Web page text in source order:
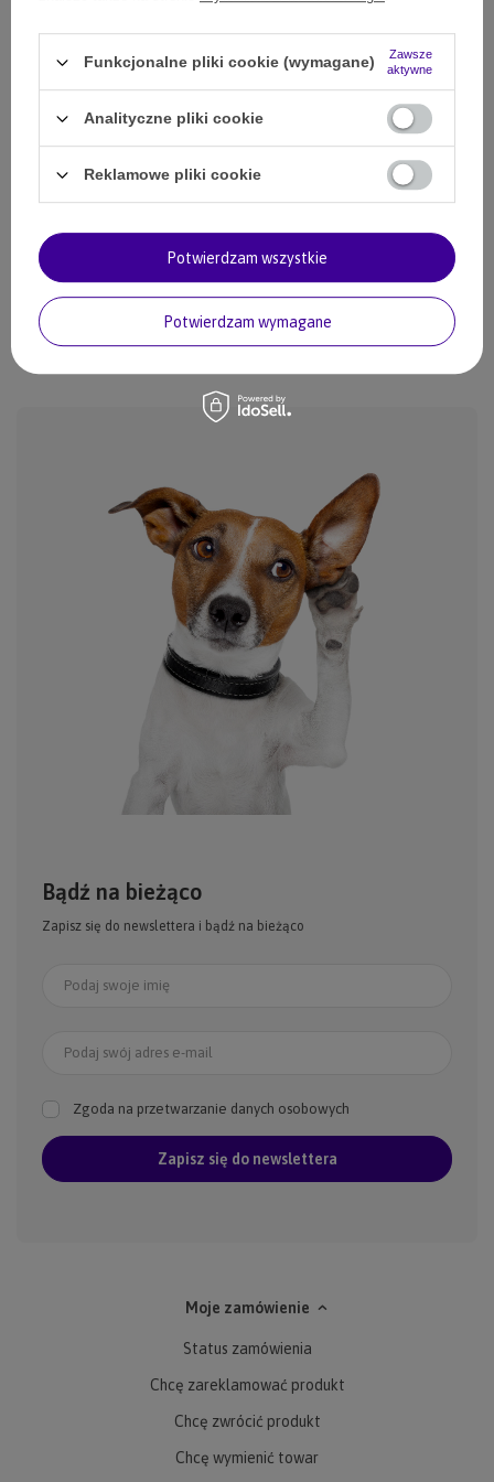
SZCZEGÓŁOWE INFORMACJE
ZADAJ PYTANIE
OPINIE
Bądź na bieżąco
Zapisz się do newslettera i bądź na bieżąco
Podaj swoje imię
Podaj swój adres e-mail
Zgoda na przetwarzanie danych osobowych
Zapisz się do newslettera
Moje zamówienie
Status zamówienia
Chcę zareklamować produkt
Chcę zwrócić produkt
Chcę wymienić towar
Funkcjonalne pliki cookie (wymagane)
Zawsze
aktywne
Analityczne pliki cookie
Reklamowe pliki cookie
Potwierdzam wymagane
Potwierdzam wszystkie